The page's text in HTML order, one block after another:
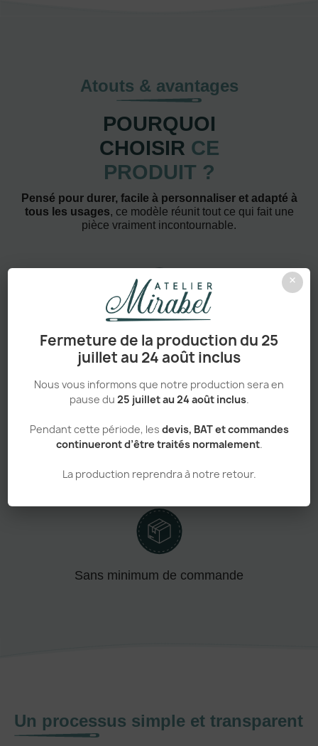
×
Fermeture de la production du 25
juillet au 24 août inclus
Nous vous informons que notre production sera en
pause du 25 juillet au 24 août inclus.
Pendant cette période, les devis, BAT et commandes
continueront d’être traités normalement.
La production reprendra à notre retour.
Atouts & avantages
POURQUOI
CHOISIR CE
PRODUIT ?
Pensé pour durer, facile à personnaliser et adapté à
tous les usages, ce modèle réunit tout ce qui fait une
pièce vraiment incontournable.
Confort absolu & durabilité renforcée
Sans minimum de commande
Un processus simple et transparent